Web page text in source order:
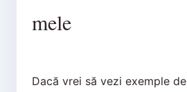
mele
Dacă vrei să vezi exemple de